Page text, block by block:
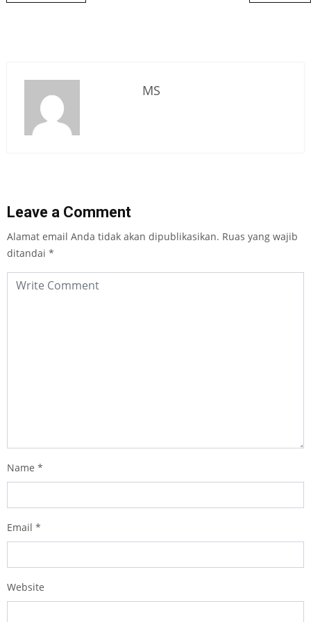
MS
Leave a Comment
Alamat email Anda tidak akan dipublikasikan. Ruas yang wajib
ditandai *
Name *
Email *
Website